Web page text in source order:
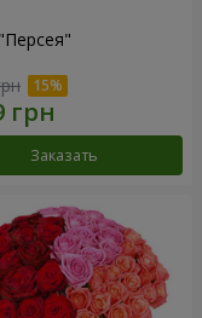
Заказать